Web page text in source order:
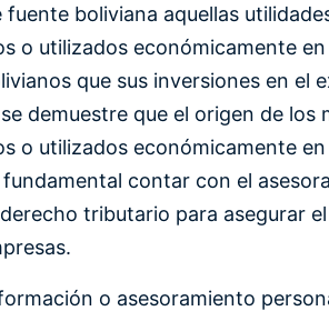
fuente boliviana aquellas
o utilizados económicamente
que sus inversiones en el
demuestre que el origen de los
o utilizados económicamente
fundamental contar con el
tributario para asegurar
o asesoramiento